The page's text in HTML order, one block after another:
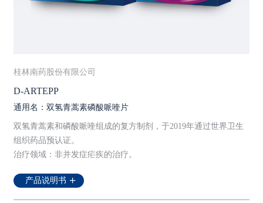
桂林南药股份有限公司
D-ARTEPP
通用名：双氢青蒿素磷酸哌喹片
双氢青蒿素和磷酸哌喹组成的复方制剂，于2019年通过世界卫生
组织药品预认证。
治疗领域：非并发症疟疾的治疗。
产品说明书